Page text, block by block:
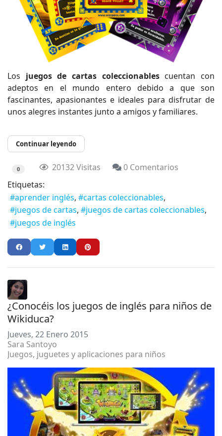
Los juegos de cartas coleccionablescuentan con
adeptos en el mundo entero debido a que son
fascinantes, apasionantes e ideales para disfrutar de
unos alegres instantes junto a amigos y familiares.
Continuar leyendo
0 20132 Visitas
0 Comentarios
Etiquetas:
aprender inglés
cartas coleccionables
juegos de cartas
juegos de cartas coleccionables
juegos de inglés
¿Conocéis los juegos de inglés para niños de
Wikiduca?
Jueves, 22 Enero 2015
Sara Santoyo
Juegos, juguetes y aplicaciones para niños